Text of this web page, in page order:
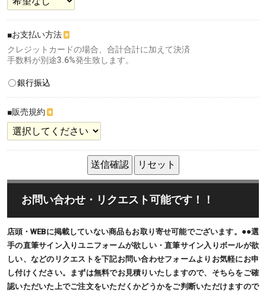
■お支払い方法 ※
クレジットカードの場合、合計合計に加えて決済
手数料が別途3.6%発生致します。
銀行振込
■販売規約 ※
お問い合わせ・リクエスト可能です！！
店頭・WEBに掲載していない商品もお取り寄せ可能でございます。●●選
手の直筆サイン入りユニフォームが欲しい・直筆サイン入りボールが欲
しい、などのリクエストを下記お問い合わせフォームよりお気軽にお申
し付けください。まずは無料でお見積りいたしますので、そちらをご確
認いただいた上でご注文をいただくかどうかをご判断いただけますので